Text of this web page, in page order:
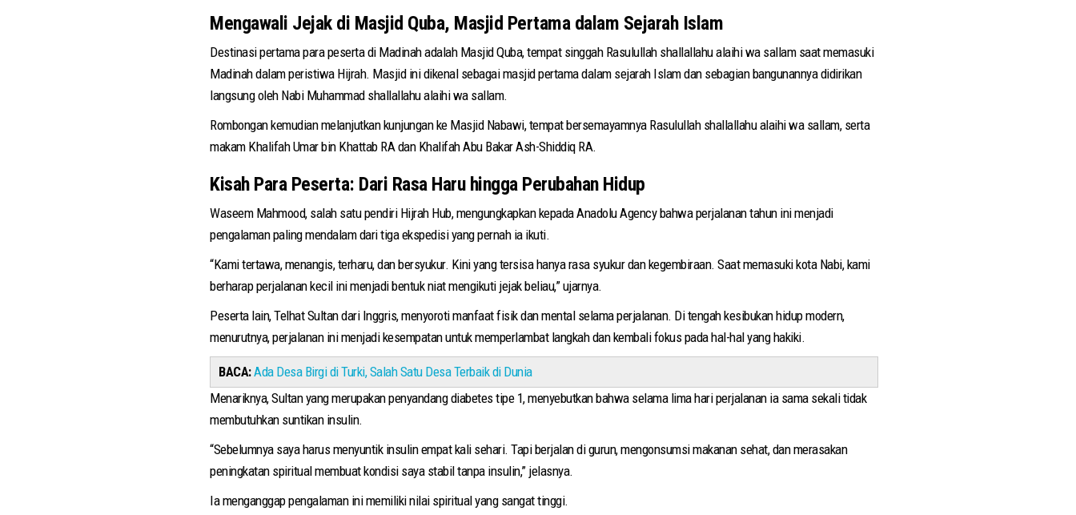
Mengawali Jejak di Masjid Quba, Masjid Pertama dalam Sejarah Islam
Destinasi pertama para peserta di Madinah adalah Masjid Quba, tempat singgah Rasulullah shallallahu alaihi wa sallam saat memasuki
Madinah dalam peristiwa Hijrah. Masjid ini dikenal sebagai masjid pertama dalam sejarah Islam dan sebagian bangunannya didirikan
langsung oleh Nabi Muhammad shallallahu alaihi wa sallam.
Rombongan kemudian melanjutkan kunjungan ke Masjid Nabawi, tempat bersemayamnya Rasulullah shallallahu alaihi wa sallam, serta
makam Khalifah Umar bin Khattab RA dan Khalifah Abu Bakar Ash-Shiddiq RA.
Kisah Para Peserta: Dari Rasa Haru hingga Perubahan Hidup
Waseem Mahmood, salah satu pendiri Hijrah Hub, mengungkapkan kepada Anadolu Agency bahwa perjalanan tahun ini menjadi
pengalaman paling mendalam dari tiga ekspedisi yang pernah ia ikuti.
“Kami tertawa, menangis, terharu, dan bersyukur. Kini yang tersisa hanya rasa syukur dan kegembiraan. Saat memasuki kota Nabi, kami
berharap perjalanan kecil ini menjadi bentuk niat mengikuti jejak beliau,” ujarnya.
Peserta lain, Telhat Sultan dari Inggris, menyoroti manfaat fisik dan mental selama perjalanan. Di tengah kesibukan hidup modern,
menurutnya, perjalanan ini menjadi kesempatan untuk memperlambat langkah dan kembali fokus pada hal-hal yang hakiki.
BACA:Ada Desa Birgi di Turki, Salah Satu Desa Terbaik di Dunia
Menariknya, Sultan yang merupakan penyandang diabetes tipe 1, menyebutkan bahwa selama lima hari perjalanan ia sama sekali tidak
membutuhkan suntikan insulin.
“Sebelumnya saya harus menyuntik insulin empat kali sehari. Tapi berjalan di gurun, mengonsumsi makanan sehat, dan merasakan
peningkatan spiritual membuat kondisi saya stabil tanpa insulin,” jelasnya.
Ia menganggap pengalaman ini memiliki nilai spiritual yang sangat tinggi.